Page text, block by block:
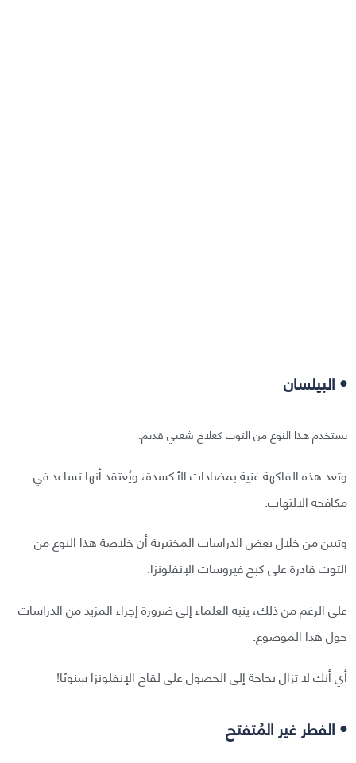
• البيلسان
يستخدم هذا النوع من التوت كعلاج شعبي قديم.
وتعد هذه الفاكهة غنية بمضادات الأكسدة، ويُعتقد أنها تساعد في
مكافحة الالتهاب.
وتبين من خلال بعض الدراسات المختبرية أن خلاصة هذا النوع من
التوت قادرة على كبح فيروسات الإنفلونزا.
على الرغم من ذلك، ينبه العلماء إلى ضرورة إجراء المزيد من الدراسات
حول هذا الموضوع.
أي أنك لا تزال بحاجة إلى الحصول على لقاح الإنفلونزا سنويًا!
• الفطر غير المُتفتح